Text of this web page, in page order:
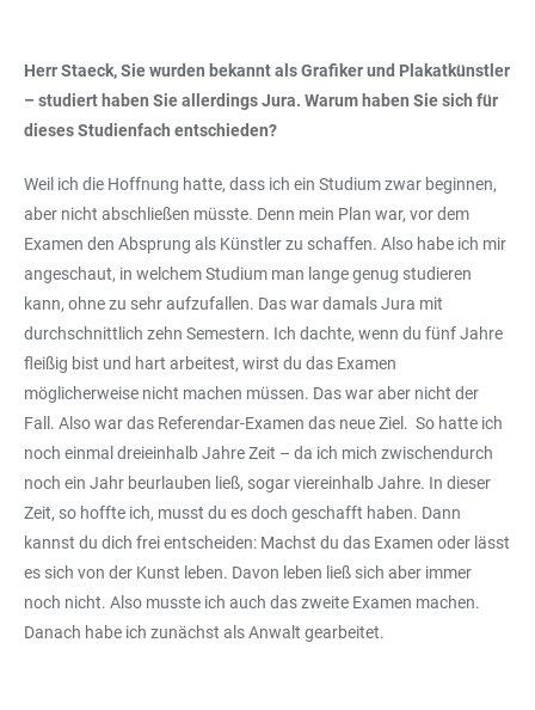
Herr Staeck, Sie wurden bekannt als Grafiker und Plakatkünstler
– studiert haben Sie allerdings Jura. Warum haben Sie sich für
dieses Studienfach entschieden?
Weil ich die Hoffnung hatte, dass ich ein Studium zwar beginnen,
aber nicht abschließen müsste. Denn mein Plan war, vor dem
Examen den Absprung als Künstler zu schaffen. Also habe ich mir
angeschaut, in welchem Studium man lange genug studieren
kann, ohne zu sehr aufzufallen. Das war damals Jura mit
durchschnittlich zehn Semestern. Ich dachte, wenn du fünf Jahre
fleißig bist und hart arbeitest, wirst du das Examen
möglicherweise nicht machen müssen. Das war aber nicht der
Fall. Also war das Referendar-Examen das neue Ziel. So hatte ich
noch einmal dreieinhalb Jahre Zeit – da ich mich zwischendurch
noch ein Jahr beurlauben ließ, sogar viereinhalb Jahre. In dieser
Zeit, so hoffte ich, musst du es doch geschafft haben. Dann
kannst du dich frei entscheiden: Machst du das Examen oder lässt
es sich von der Kunst leben. Davon leben ließ sich aber immer
noch nicht. Also musste ich auch das zweite Examen machen.
Danach habe ich zunächst als Anwalt gearbeitet.